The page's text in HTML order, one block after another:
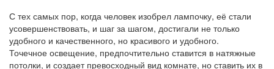
С тех самых пор, когда человек изобрел лампочку, её стали
усовершенствовать, и шаг за шагом, достигали не только
удобного и качественного, но красивого и удобного.
Точечное освещение, предпочтительно ставится в натяжные
потолки, и создает превосходный вид комнате, но ставить их в